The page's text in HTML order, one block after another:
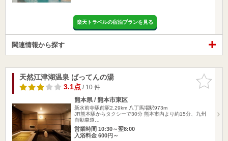
楽天トラベルの宿泊プランを見る
関連情報から探す
お気に入
りに追加
天然江津湖温泉 ばってんの湯
3.1点/ 10 件
熊本県 / 熊本市東区
新水前寺駅前駅2.29km 八丁馬場駅973m
JR熊本駅からタクシーで30分 熊本市内より約15分、九州
自動車道…
営業時間 10:30～翌8:00
入浴料金 600円～